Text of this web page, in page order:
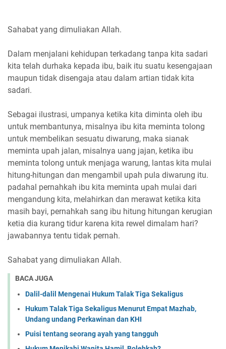
Sahabat yang dimuliakan Allah.
Dalam menjalani kehidupan terkadang tanpa kita sadari
kita telah durhaka kepada ibu, baik itu suatu kesengajaan
maupun tidak disengaja atau dalam artian tidak kita
sadari.
Sebagai ilustrasi, umpanya ketika kita diminta oleh ibu
untuk membantunya, misalnya ibu kita meminta tolong
untuk membelikan sesuatu diwarung, maka sianak
meminta upah jalan, misalnya uang jajan, ketika ibu
meminta tolong untuk menjaga warung, lantas kita mulai
hitung-hitungan dan mengambil upah pula diwarung itu.
padahal pernahkah ibu kita meminta upah mulai dari
mengandung kita, melahirkan dan merawat ketika kita
masih bayi, pernahkah sang ibu hitung hitungan kerugian
ketia dia kurang tidur karena kita rewel dimalam hari?
jawabannya tentu tidak pernah.
Sahabat yang dimuliakan Allah.
BACA JUGA
Dalil-dalil Mengenai Hukum Talak Tiga Sekaligus
Hukum Talak Tiga Sekaligus Menurut Empat Mazhab,
Undang undang Perkawinan dan KHI
Puisi tentang seorang ayah yang tangguh